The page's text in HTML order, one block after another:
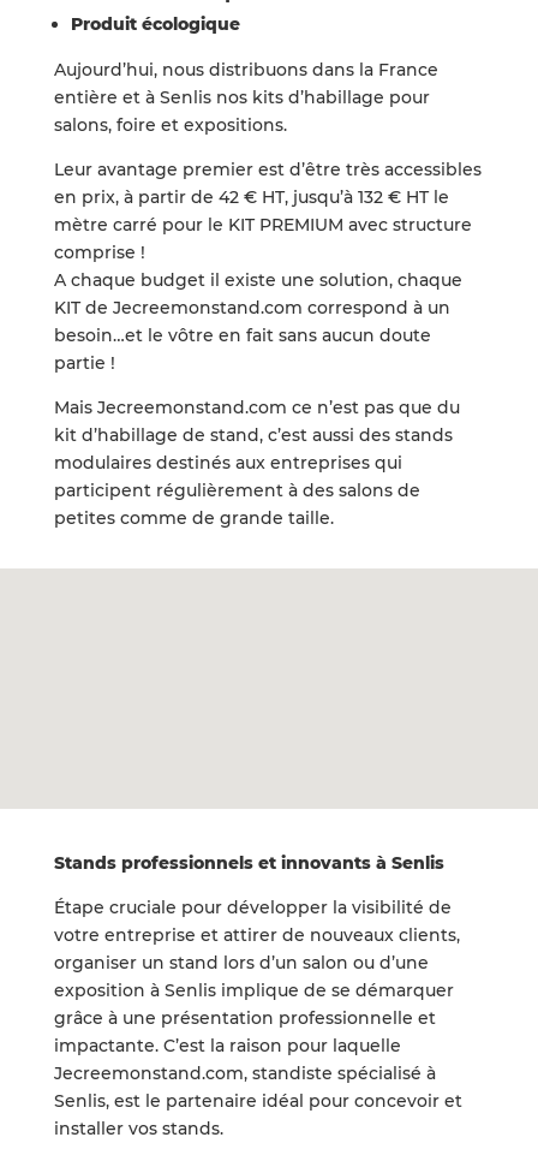
Produit écologique
Aujourd’hui, nous distribuons dans la France
entière et à Senlis nos kits d’habillage pour
salons, foire et expositions.
Leur avantage premier est d’être très accessibles
en prix, à partir de 42 € HT, jusqu’à 132 € HT le
mètre carré pour le KIT PREMIUM avec structure
comprise !
A chaque budget il existe une solution, chaque
KIT de Jecreemonstand.com correspond à un
besoin…et le vôtre en fait sans aucun doute
partie !
Mais Jecreemonstand.com ce n’est pas que du
kit d’habillage de stand, c’est aussi des stands
modulaires destinés aux entreprises qui
participent régulièrement à des salons de
petites comme de grande taille.
Stands professionnels et innovants à Senlis
Étape cruciale pour développer la visibilité de
votre entreprise et attirer de nouveaux clients,
organiser un stand lors d’un salon ou d’une
exposition à Senlis implique de se démarquer
grâce à une présentation professionnelle et
impactante. C’est la raison pour laquelle
Jecreemonstand.com, standiste spécialisé à
Senlis, est le partenaire idéal pour concevoir et
installer vos stands.